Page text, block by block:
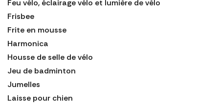
Feu vélo, éclairage vélo et lumière de vélo
Frisbee
Frite en mousse
Harmonica
Housse de selle de vélo
Jeu de badminton
Jumelles
Laisse pour chien